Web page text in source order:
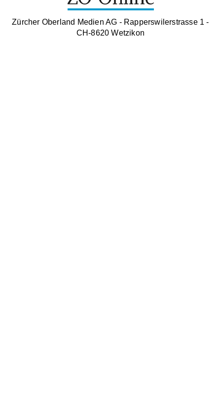
Zürcher Oberland Medien AG - Rapperswilerstrasse 1 -
CH-8620 Wetzikon